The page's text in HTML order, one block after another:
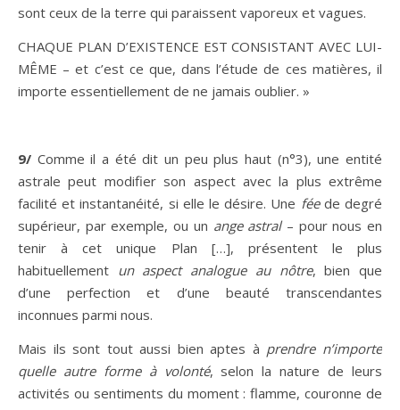
sont ceux de la terre qui paraissent vaporeux et vagues.
CHAQUE PLAN D’EXISTENCE EST CONSISTANT AVEC LUI-
MÊME – et c’est ce que, dans l’étude de ces matières, il
importe essentiellement de ne jamais oublier. »
9/ Comme il a été dit un peu plus haut (n°3), une entité
astrale peut modifier son aspect avec la plus extrême
facilité et instantanéité, si elle le désire. Une féede degré
supérieur, par exemple, ou un ange astral– pour nous en
tenir à cet unique Plan […], présentent le plus
habituellement un aspect analogue au nôtre, bien que
d’une perfection et d’une beauté transcendantes
inconnues parmi nous.
Mais ils sont tout aussi bien aptes à prendre n’importe
quelle autre forme à volonté, selon la nature de leurs
activités ou sentiments du moment : flamme, couronne de